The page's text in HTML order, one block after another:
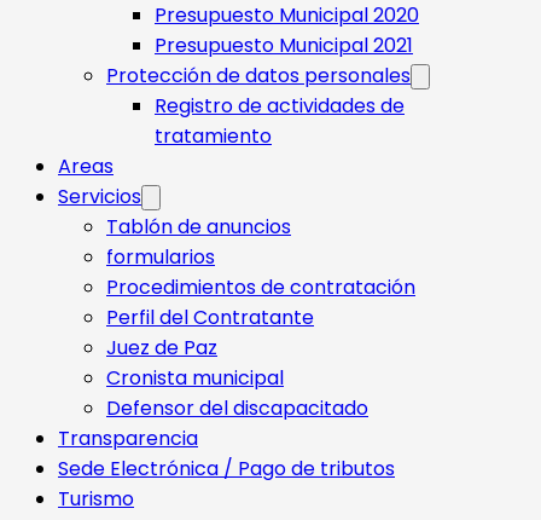
Presupuesto Municipal 2020
Presupuesto Municipal 2021
Protección de datos personales
Registro de actividades de
tratamiento
Areas
Servicios
Tablón de anuncios
formularios
Procedimientos de contratación
Perfil del Contratante
Juez de Paz
Cronista municipal
Defensor del discapacitado
Transparencia
Sede Electrónica / Pago de tributos
Turismo